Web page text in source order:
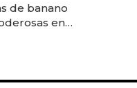
de banano
en